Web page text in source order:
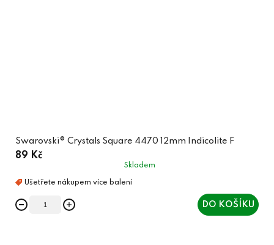
Swarovski® Crystals Square 4470 12mm Indicolite F
89 Kč
Skladem
DO KOŠÍKU